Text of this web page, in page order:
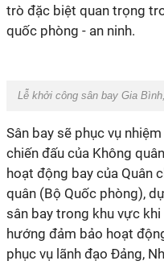
trò đặc biệt quan trọng
quốc phòng - an ninh.
Lễ khởi công sân bay Gia
Sân bay sẽ phục vụ
chiến đấu của Không
hoạt động bay của Quân
quân (Bộ Quốc phòng),
sân bay trong khu vực
hướng đảm bảo hoạt
phục vụ lãnh đạo Đảng,